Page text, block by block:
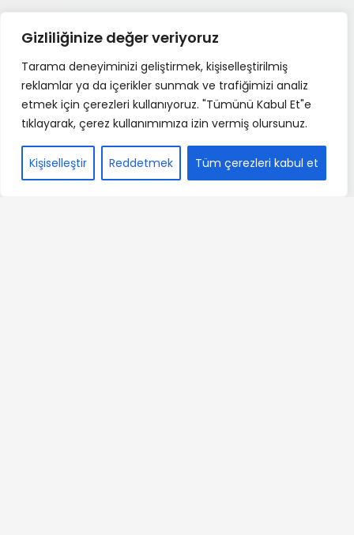
Gizliliğinize değer veriyoruz
Tarama deneyiminizi geliştirmek, kişiselleştirilmiş
reklamlar ya da içerikler sunmak ve trafiğimizi analiz
etmek için çerezleri kullanıyoruz. "Tümünü Kabul Et"e
tıklayarak, çerez kullanımımıza izin vermiş olursunuz.
Kişiselleştir Reddetmek Tüm çerezleri kabul et